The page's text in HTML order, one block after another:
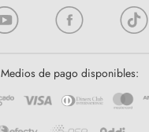
Medios de pago disponibles: